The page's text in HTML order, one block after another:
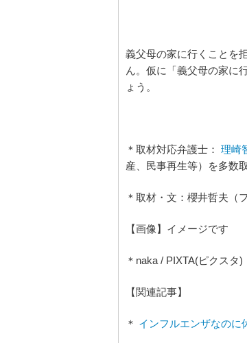
義父母の家に行くことを
ん。仮に「義父母の家に
ょう。
＊取材対応弁護士： 理崎
産、民事再生等）を多数
＊取材・文：櫻井哲夫（
【画像】イメージです
＊naka / PIXTA(ピクスタ)
【関連記事】
＊ インフルエンザなのに